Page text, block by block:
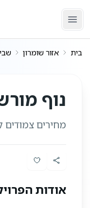
בית אזור שומרון
נוף
מחירים
אודות